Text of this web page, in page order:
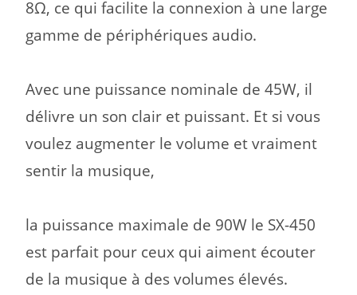
8Ω, ce qui facilite la connexion à une large
gamme de périphériques audio.
Avec une puissance nominale de 45W, il
délivre un son clair et puissant. Et si vous
voulez augmenter le volume et vraiment
sentir la musique,
la puissance maximale de 90W le SX-450
est parfait pour ceux qui aiment écouter
de la musique à des volumes élevés.